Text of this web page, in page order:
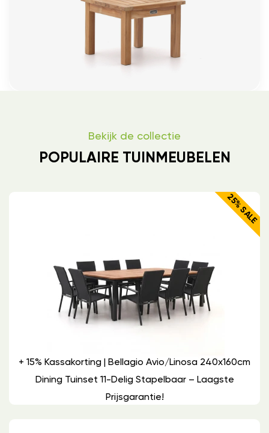
Bekijk de collectie
POPULAIRE TUINMEUBELEN
25% SALE
+ 15% Kassakorting | Bellagio Avio/Linosa 240x160cm
Dining Tuinset 11-Delig Stapelbaar – Laagste
Prijsgarantie!